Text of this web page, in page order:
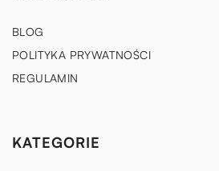
BLOG
POLITYKA PRYWATNOŚCI
REGULAMIN
KATEGORIE